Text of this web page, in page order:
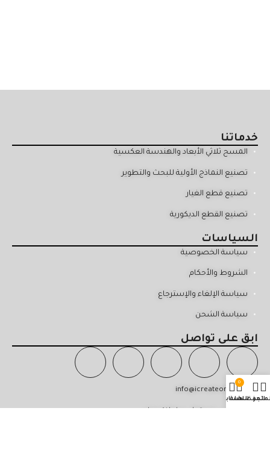
خدماتنا
المسح ثلاثي الأبعاد والهندسة العكسية
تصنيع النماذج الأولية للبحث والتطوير
تصنيع قطع الغيار
تصنيع القطع الديكورية
السياسات
سياسة الخصوصية
الشروط والأحكام
سياسة الإلغاء والإسترجاع
سياسة الشحن
ابق على تواصل
info@icreateom.com
المفضلة
0
السلة
حسابي